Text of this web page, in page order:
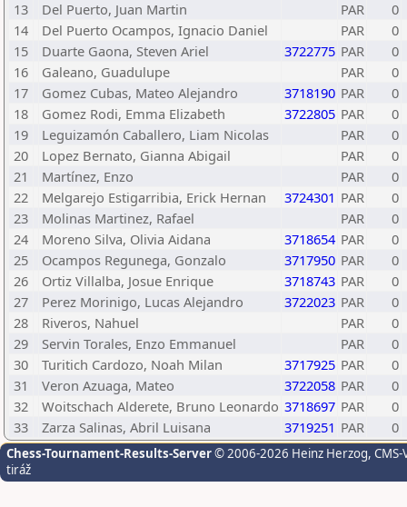
13
Del Puerto, Juan Martin PAR
0
14
Del Puerto Ocampos, Ignacio Daniel PAR
0
15
Duarte Gaona, Steven Ariel 3722775 PAR
0
16
Galeano, Guadulupe PAR
0
17
Gomez Cubas, Mateo Alejandro 3718190 PAR
0
18
Gomez Rodi, Emma Elizabeth 3722805 PAR
0
19
Leguizamón Caballero, Liam Nicolas PAR
0
20
Lopez Bernato, Gianna Abigail PAR
0
21
Martínez, Enzo PAR
0
22
Melgarejo Estigarribia, Erick Hernan 3724301 PAR
0
23
Molinas Martinez, Rafael PAR
0
24
Moreno Silva, Olivia Aidana 3718654 PAR
0
25
Ocampos Regunega, Gonzalo 3717950 PAR
0
26
Ortiz Villalba, Josue Enrique 3718743 PAR
0
27
Perez Morinigo, Lucas Alejandro 3722023 PAR
0
28
Riveros, Nahuel PAR
0
29
Servin Torales, Enzo Emmanuel PAR
0
30
Turitich Cardozo, Noah Milan 3717925 PAR
0
31
Veron Azuaga, Mateo 3722058 PAR
0
32
Woitschach Alderete, Bruno Leonardo 3718697 PAR
0
33
Zarza Salinas, Abril Luisana 3719251 PAR 0
Chess-Tournament-Results-Server© 2006-2026 Heinz Herzog,
tiráž